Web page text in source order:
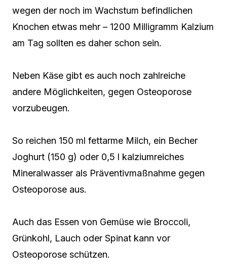
wegen der noch im Wachstum befindlichen
Knochen etwas mehr – 1200 Milligramm Kalzium
am Tag sollten es daher schon sein.
Neben Käse gibt es auch noch zahlreiche
andere Möglichkeiten, gegen Osteoporose
vorzubeugen.
So reichen 150 ml fettarme Milch, ein Becher
Joghurt (150 g) oder 0,5 l kalziumreiches
Mineralwasser als Präventivmaßnahme gegen
Osteoporose aus.
Auch das Essen von Gemüse wie Broccoli,
Grünkohl, Lauch oder Spinat kann vor
Osteoporose schützen.